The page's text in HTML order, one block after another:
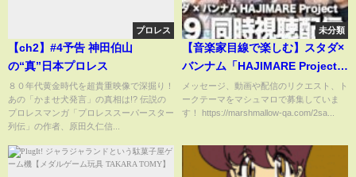
プロレス
【ch2】#4予告 神田伯山
の“真”日本プロレス
８０年代黄金時代を超貴重映像で深掘り！
あの「かませ犬発言」の真相は!? 伝説の
プロレスマンガ「プロレススーパースター
列伝」の作者、原田久仁信...
未分類
【音楽家目線で楽しむ】スタダ×
バンナム「HAJIMARE Project」
#9 同時視聴配信！！
メッセージ、動画や配信のリクエスト、ト
ークテーマをマシュマロで募集していま
す！ https://marshmallow-qa.com/2sa...